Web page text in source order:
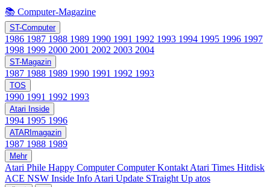
📚 Computer-Magazine
ST-Computer
1986 1987 1988 1989 1990 1991 1992 1993 1994 1995 1996 1997
1998 1999 2000 2001 2002 2003 2004
ST-Magazin
1987 1988 1989 1990 1991 1992 1993
TOS
1990 1991 1992 1993
Atari Inside
1994 1995 1996
ATARImagazin
1987 1988 1989
Mehr
Atari Phile Happy ComputerComputer Kontakt Atari Times Hitdisk
ACE NSW Inside Info Atari Update STraight Up atos